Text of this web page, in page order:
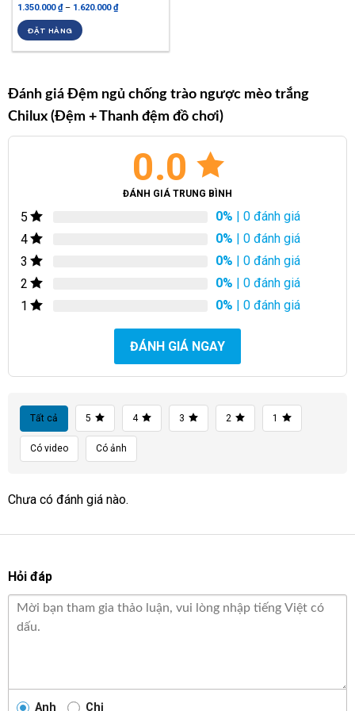
Được xếp
hạng5.00
5 sao
1.350.000₫– 1.620.000₫
ĐẶT HÀNG
Đánh giá Đệm ngủ chống trào ngược mèo trắng
Chilux (Đệm + Thanh đệm đồ chơi)
0.0
ĐÁNH GIÁ TRUNG BÌNH
5 0% | 0 đánh giá
4
0% | 0 đánh giá
3
0% | 0 đánh giá
2
0% | 0 đánh giá
1
0% | 0 đánh giá
ĐÁNH GIÁ NGAY
Tất cả 5 4 3 2 1
Có video Có ảnh
Chưa có đánh giá nào.
Hỏi đáp
Anh Chị